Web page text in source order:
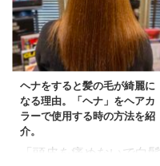
ヘナをすると髪の毛が綺麗に
なる理由。「ヘナ」をヘアカ
ラーで使用する時の方法を紹
介。
「頭皮を痛めないで白髪